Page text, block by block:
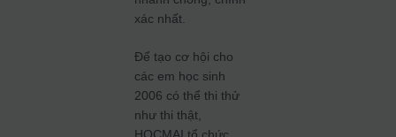
xác nhất.
Để tạo cơ hội cho
các em học sinh
2006 có thể thi thử
như thi thật,